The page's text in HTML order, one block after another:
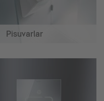
Pisuvarlar